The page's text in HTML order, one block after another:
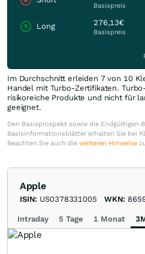
Basispreis
Long 276,13€
Basispreis
Im Durchschnitt erleiden 7 von 10
Handel mit Turbo-Zertifikaten.
risikoreiche Produkte und nicht für
geeignet.
Den Basisprospekt sowie die Endgültigen
Basisinformationsblätter erhalten Sie bei
Beachten Sie auch die weiteren Hinweise
Apple
ISIN: US0378331005 WKN:
Intraday 5 Tage 1 Monat